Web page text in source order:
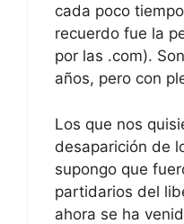
cada poco
recuerdo fue la
por las .com).
años, pero con
Los que nos
desaparición de
supongo que
partidarios del
ahora se ha